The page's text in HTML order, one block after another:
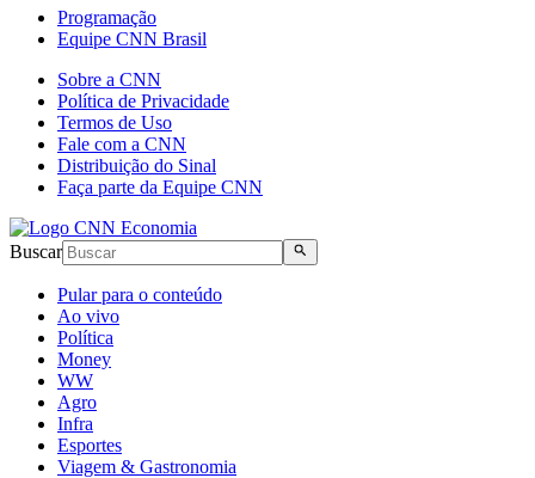
Programação
Equipe CNN Brasil
Sobre a CNN
Política de Privacidade
Termos de Uso
Fale com a CNN
Distribuição do Sinal
Faça parte da Equipe CNN
Buscar
Pular para o conteúdo
Ao vivo
Política
Money
WW
Agro
Infra
Esportes
Viagem & Gastronomia